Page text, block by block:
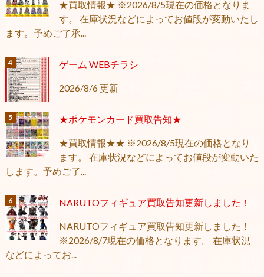
★買取情報★ ※2026/8/5現在の価格となりま
す。 在庫状況などによってお値段が変動いたし
ます。予めご了承...
ゲーム WEBチラシ
2026/8/6 更新
★ポケモンカード買取告知★
★買取情報★★ ※2026/8/5現在の価格となり
ます。 在庫状況などによってお値段が変動いた
します。予めご了...
NARUTOフィギュア買取告知更新しました！
NARUTOフィギュア買取告知更新しました！
※2026/8/7現在の価格となります。 在庫状況
などによってお...